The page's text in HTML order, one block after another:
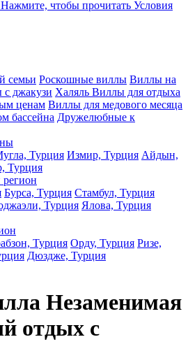
Нажмите, чтобы прочитать Условия
семьи Роскошные виллы Виллы на
джакузи Халяль Виллы для отдыха
ценам Виллы для медового месяца
бассейна Дружелюбные к
Турция Измир, Турция Айдын,
Турция
Бурса, Турция Стамбул, Турция
Турция Ялова, Турция
Турция Орду, Турция Ризе,
Дюздже, Турция
Незаменимая
отдых с